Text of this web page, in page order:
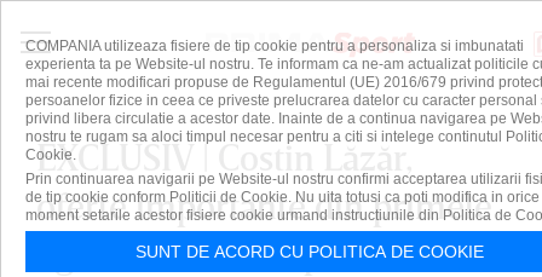
EXCLUSIV | Costin Lăzăr,
oferte importante din primele
ligi. ”Nu mi-ar displăcea să fiu
COMPANIA utilizeaza fisiere de tip cookie pentru a personaliza si imbunatati
experienta ta pe Website-ul nostru. Te informam ca ne-am actualizat politicile
mai recente modificari propuse de Regulamentul (UE) 2016/679 privind
persoanelor fizice in ceea ce priveste prelucrarea datelor cu caracter personal
privind libera circulatie a acestor date. Inainte de a continua navigarea pe
nostru te rugam sa aloci timpul necesar pentru a citi si intelege continutul
Cookie.
Prin continuarea navigarii pe Website-ul nostru confirmi acceptarea utilizarii
de tip cookie conform Politicii de Cookie. Nu uita totusi ca poti modifica in orice
moment setarile acestor fisiere cookie urmand instructiunile din Politica de
SUNT DE ACORD CU POLITICA DE COOKIE